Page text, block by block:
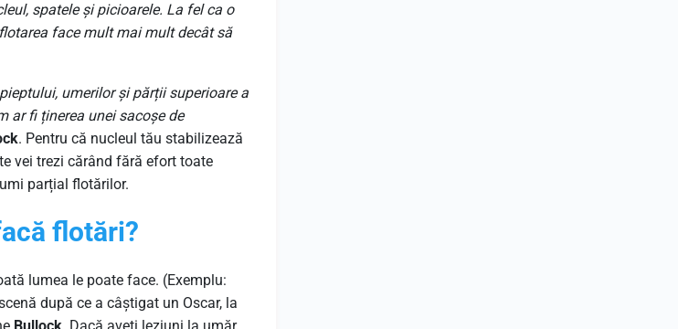
spatele și picioarele. La fel ca o
face mult mai mult decât să
umerilor și părții superioare a
ar fi ținerea unei sacoșe de
. Pentru că nucleul tău stabilizează
vei trezi cărând fără efort toate
parțial flotărilor.
flotări?
lumea le poate face. (Exemplu:
după ce a câștigat un Oscar, la